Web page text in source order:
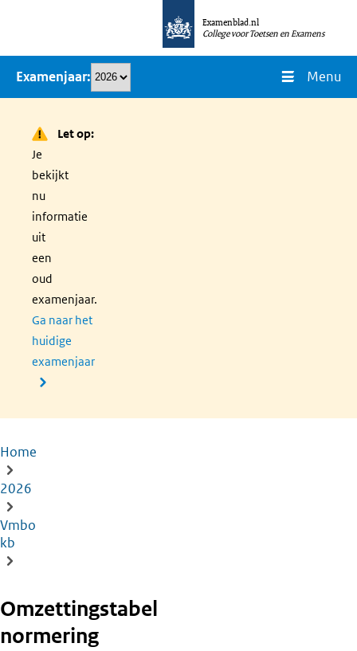
naar
inhoud
Examenblad.nl
College voor Toetsen en Examens
Examenjaar Menu
Let op:
Je
bekijkt
nu
informatie
uit
een
oud
examenjaar.
Ga naar het
huidige
examenjaar
Kruimelpad
Home
2026
Vmbo
kb
Omzettingstabel
normering